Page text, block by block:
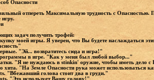
Опасности
отпереть Максимальную трудность с Опасностью.
игру.
задач получить трофей:
моей игры. Я уверен, что Вы будете наслаждаться
"Эй... возвратитесь сюда и игра!"
в игре. "Как у меня был любой выбор..."
"Я не нуждаюсь в stinkin' оружие, чтобы иметь дело
"На Земле Опасности рука может использоваться
"Вбежавший голова стоит два в груди."
"Это использует Вашу голову!"